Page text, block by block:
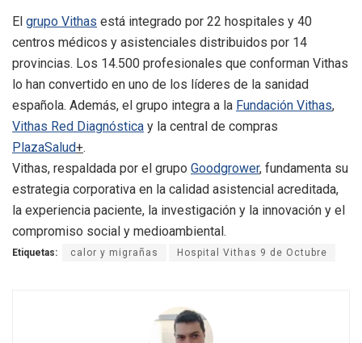
El grupo Vithas está integrado por 22 hospitales y 40
centros médicos y asistenciales distribuidos por 14
provincias. Los 14.500 profesionales que conforman Vithas
lo han convertido en uno de los líderes de la sanidad
española. Además, el grupo integra a la Fundación Vithas,
Vithas Red Diagnóstica y la central de compras
PlazaSalud+.
Vithas, respaldada por el grupo Goodgrower, fundamenta su
estrategia corporativa en la calidad asistencial acreditada,
la experiencia paciente, la investigación y la innovación y el
compromiso social y medioambiental.
Etiquetas: calor y migrañas Hospital Vithas 9 de Octubre